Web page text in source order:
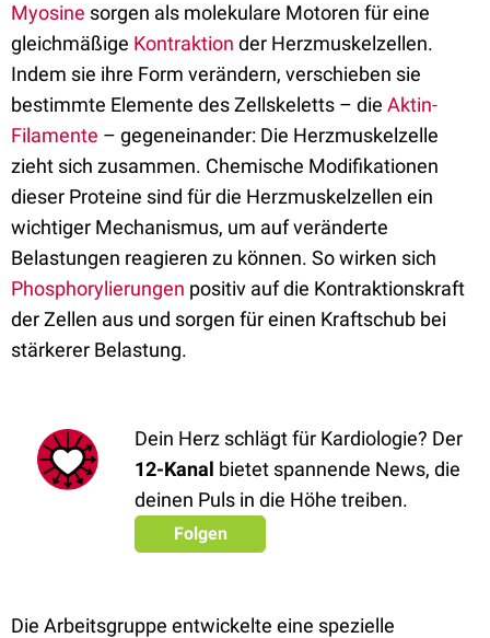
Myosine sorgen als molekulare Motoren für eine
gleichmäßige Kontraktion der Herzmuskelzellen.
Indem sie ihre Form verändern, verschieben sie
bestimmte Elemente des Zellskeletts – die Aktin-
Filamente – gegeneinander: Die Herzmuskelzelle
zieht sich zusammen. Chemische Modifikationen
dieser Proteine sind für die Herzmuskelzellen ein
wichtiger Mechanismus, um auf veränderte
Belastungen reagieren zu können. So wirken sich
Phosphorylierungen positiv auf die Kontraktionskraft
der Zellen aus und sorgen für einen Kraftschub bei
stärkerer Belastung.
Dein Herz schlägt für Kardiologie? Der
12-Kanal bietet spannende News, die
deinen Puls in die Höhe treiben.
Folgen
Die Arbeitsgruppe entwickelte eine spezielle